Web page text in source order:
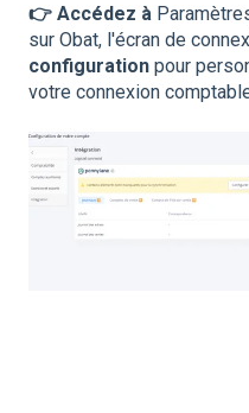
👉 Accédez à
sur Obat, l'écran de
configuration pour
votre connexion